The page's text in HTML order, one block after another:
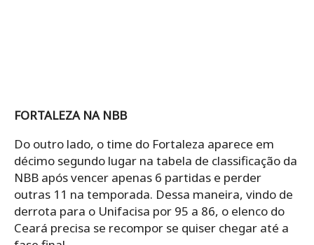
FORTALEZA NA NBB
Do outro lado, o time do Fortaleza aparece em
décimo segundo lugar na tabela de classificação da
NBB após vencer apenas 6 partidas e perder
outras 11 na temporada. Dessa maneira, vindo de
derrota para o Unifacisa por 95 a 86, o elenco do
Ceará precisa se recompor se quiser chegar até a